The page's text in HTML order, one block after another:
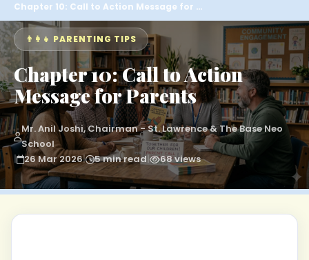
Chapter 10: Call to Action Message for …
👨‍👩‍👧 PARENTING TIPS
Chapter 10: Call to Action
Message for Parents
Mr. Anil Joshi, Chairman - St. Lawrence & The Base Neo
School
|
26 Mar 2026| 5 min read| 68 views